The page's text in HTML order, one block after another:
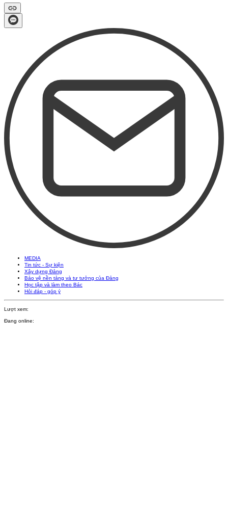
MEDIA
Tin tức - Sự kiện
Xây dựng Đảng
Bảo vệ nền tảng và tư tưởng của Đảng
Học tập và làm theo Bác
Hỏi đáp - góp ý
Lượt xem:
Đang online: